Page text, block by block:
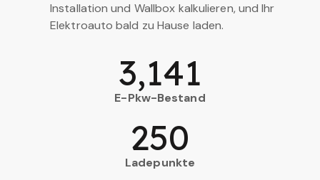
Installation und Wallbox kalkulieren, und Ihr
Elektroauto bald zu Hause laden.
E-Pkw-Bestand
3,141
Ladepunkte
250